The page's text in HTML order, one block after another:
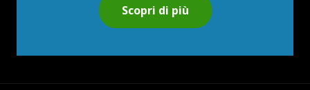
Scopri di più